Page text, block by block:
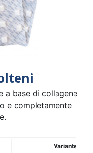
a base di collagene
e completamente
Variante